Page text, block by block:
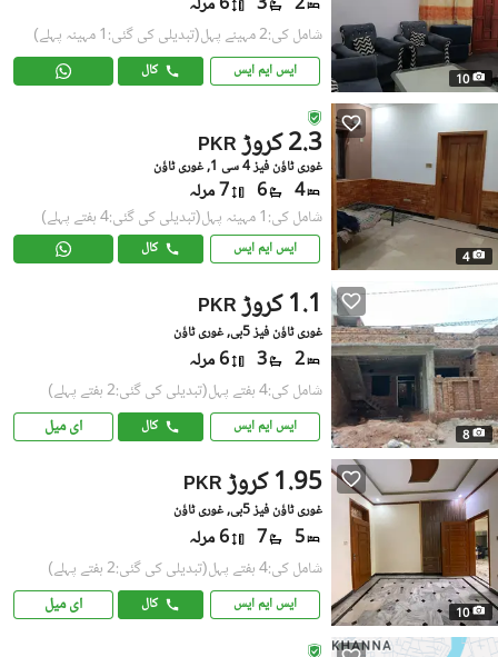
10
شامل کی:2 مہینے پہل (تبدیلی کی گئی:1 مہینہ پہلے)
ایس ایم ایس کال
4
PKR 2.3 کروڑ
غوری ٹاؤن فیز 4 سی 1, غوری ٹاؤن
4
6 7 مرلہ
شامل کی:1 مہینہ پہل (تبدیلی کی گئی:4 ہفتے پہلے)
ایس ایم ایس کال
8
PKR 1.1 کروڑ
غوری ٹاؤن فیز 5بی, غوری ٹاؤن
2
3 6 مرلہ
شامل کی:4 ہفتے پہل (تبدیلی کی گئی:2 ہفتے پہلے)
ایس ایم ایس کال ای میل
10
PKR 1.95 کروڑ
غوری ٹاؤن فیز 5بی, غوری ٹاؤن
5
7 6 مرلہ
شامل کی:4 ہفتے پہل (تبدیلی کی گئی:2 ہفتے پہلے)
ایس ایم ایس کال ای میل